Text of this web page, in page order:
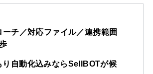
チ／対応ファイル／連携範囲
自動化込みならSellBOTが候